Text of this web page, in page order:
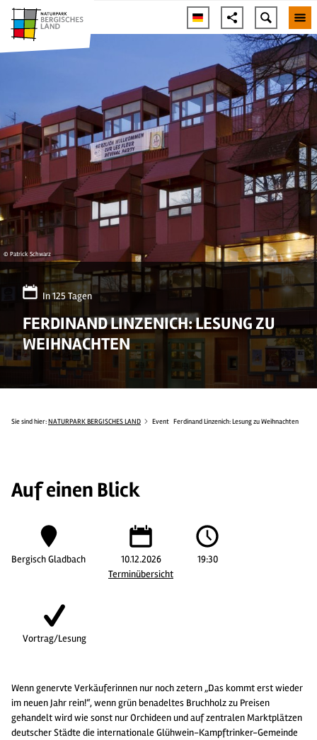
© Patrick Schwarz
In 125 Tagen
FERDINAND LINZENICH: LESUNG ZU
WEIHNACHTEN
Sie sind hier: NATURPARK BERGISCHES LAND Event Ferdinand Linzenich: Lesung zu Weihnachten
Auf einen Blick
Bergisch Gladbach
10.12.2026
Terminübersicht
19:30
Vortrag/Lesung
Wenn genervte Verkäuferinnen nur noch zetern „Das kommt erst wieder
im neuen Jahr rein!“, wenn grün benadeltes Bruchholz zu Preisen
gehandelt wird wie sonst nur Orchideen und auf zentralen Marktplätzen
deutscher Städte die internationale Glühwein-Kampftrinker-Gemeinde